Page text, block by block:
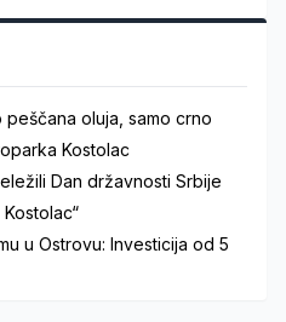
oluja, samo crno
Kostolac
Dan državnosti Srbije
u Ostrovu: Investicija od 5